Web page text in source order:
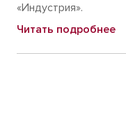
«Индустрия».
Читать подробнее